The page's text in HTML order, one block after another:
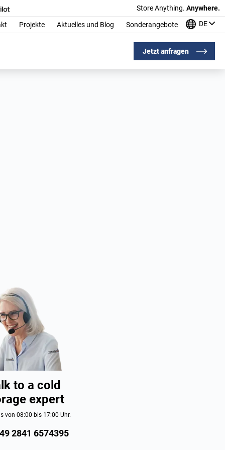
Store Anything. Anywhere.
Projekte Aktuelles und Blog Sonderangebote DE
Jetzt anfragen
to a cold
expert
von 08:00 bis 17:00 Uhr.
2841 6574395